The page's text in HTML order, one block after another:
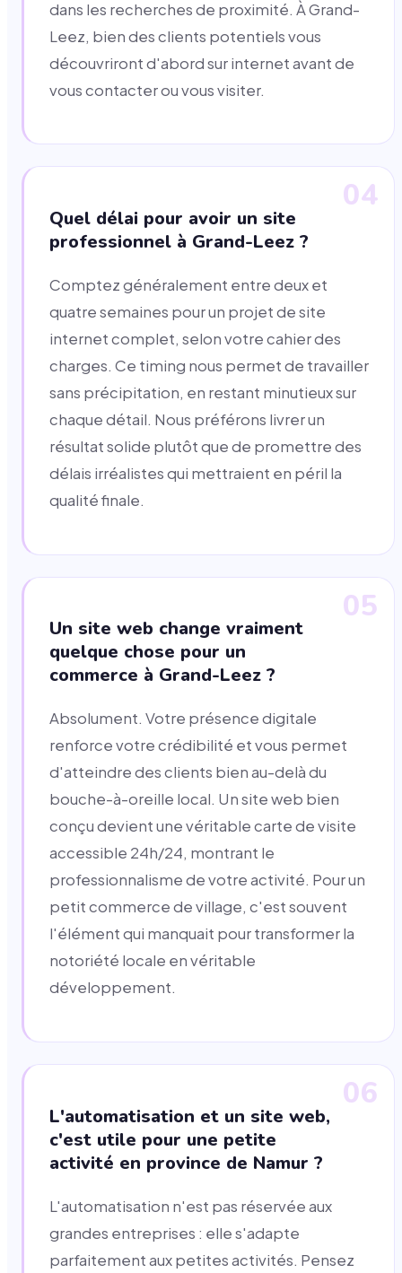
dans les recherches de proximité. À Grand-
Leez, bien des clients potentiels vous
découvriront d'abord sur internet avant de
vous contacter ou vous visiter.
04
Quel délai pour avoir un site
professionnel à Grand-Leez ?
Comptez généralement entre deux et
quatre semaines pour un projet de site
internet complet, selon votre cahier des
charges. Ce timing nous permet de travailler
sans précipitation, en restant minutieux sur
chaque détail. Nous préférons livrer un
résultat solide plutôt que de promettre des
délais irréalistes qui mettraient en péril la
qualité finale.
05
Un site web change vraiment
quelque chose pour un
commerce à Grand-Leez ?
Absolument. Votre présence digitale
renforce votre crédibilité et vous permet
d'atteindre des clients bien au-delà du
bouche-à-oreille local. Un site web bien
conçu devient une véritable carte de visite
accessible 24h/24, montrant le
professionnalisme de votre activité. Pour un
petit commerce de village, c'est souvent
l'élément qui manquait pour transformer la
notoriété locale en véritable
développement.
06
L'automatisation et un site web,
c'est utile pour une petite
activité en province de Namur ?
L'automatisation n'est pas réservée aux
grandes entreprises : elle s'adapte
parfaitement aux petites activités. Pensez